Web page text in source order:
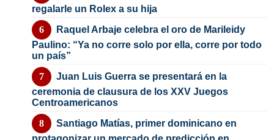
regalarle un Rolex a su hija
Raquel Arbaje celebra el oro de Marileidy
Paulino: “Ya no corre solo por ella, corre por todo
un país”
Juan Luis Guerra se presentará en la
ceremonia de clausura de los XXV Juegos
Centroamericanos
Santiago Matías, primer dominicano en